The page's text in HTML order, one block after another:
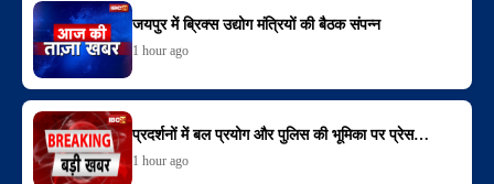
जयपुर में ब्रिक्स उद्योग मंत्रियों की बैठक संपन्न
1 hour ago
प्रदर्शनों में बल प्रयोग और पुलिस की भूमिका पर प्रेस…
1 hour ago